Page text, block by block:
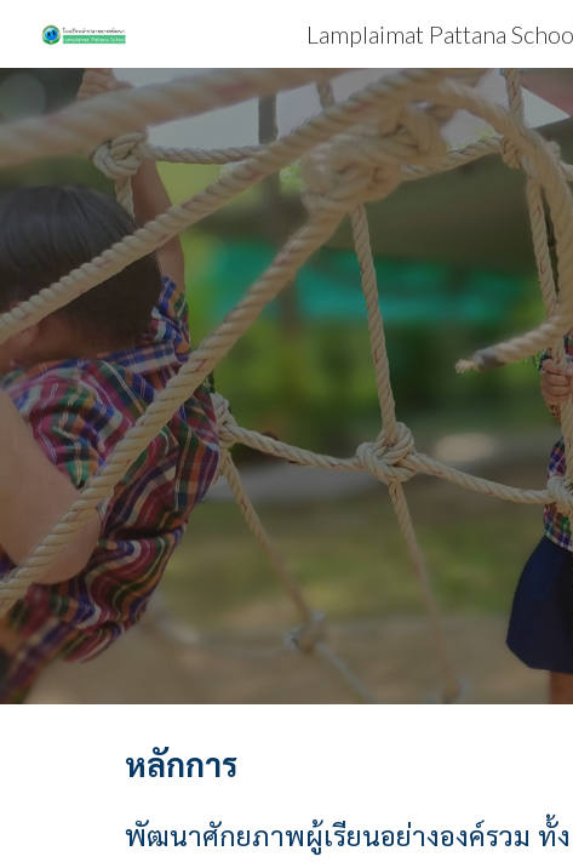
Skip
Lamplaimat Pattana
อนุบ
หลักการ
พัฒนาศักยภาพผู้เรียนอย่างองค์รวม